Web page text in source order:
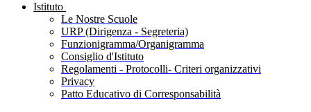
Istituto
Le Nostre Scuole
URP (Dirigenza - Segreteria)
Funzionigramma/Organigramma
Consiglio d'Istituto
Regolamenti - Protocolli- Criteri organizzativi
Privacy
Patto Educativo di Corresponsabilità